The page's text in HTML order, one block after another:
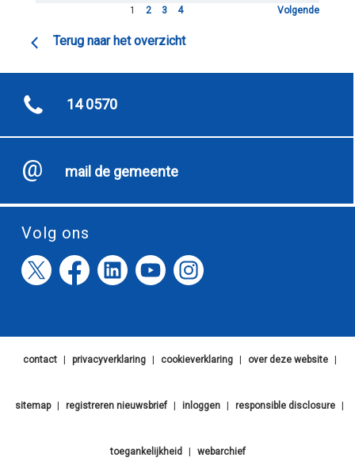
Volgende
1 2 3 4
Terug naar het overzicht
14 0570
mail de gemeente
Volg ons
contact privacyverklaring cookieverklaring over deze website
sitemap registreren nieuwsbrief inloggen responsible disclosure
toegankelijkheid webarchief